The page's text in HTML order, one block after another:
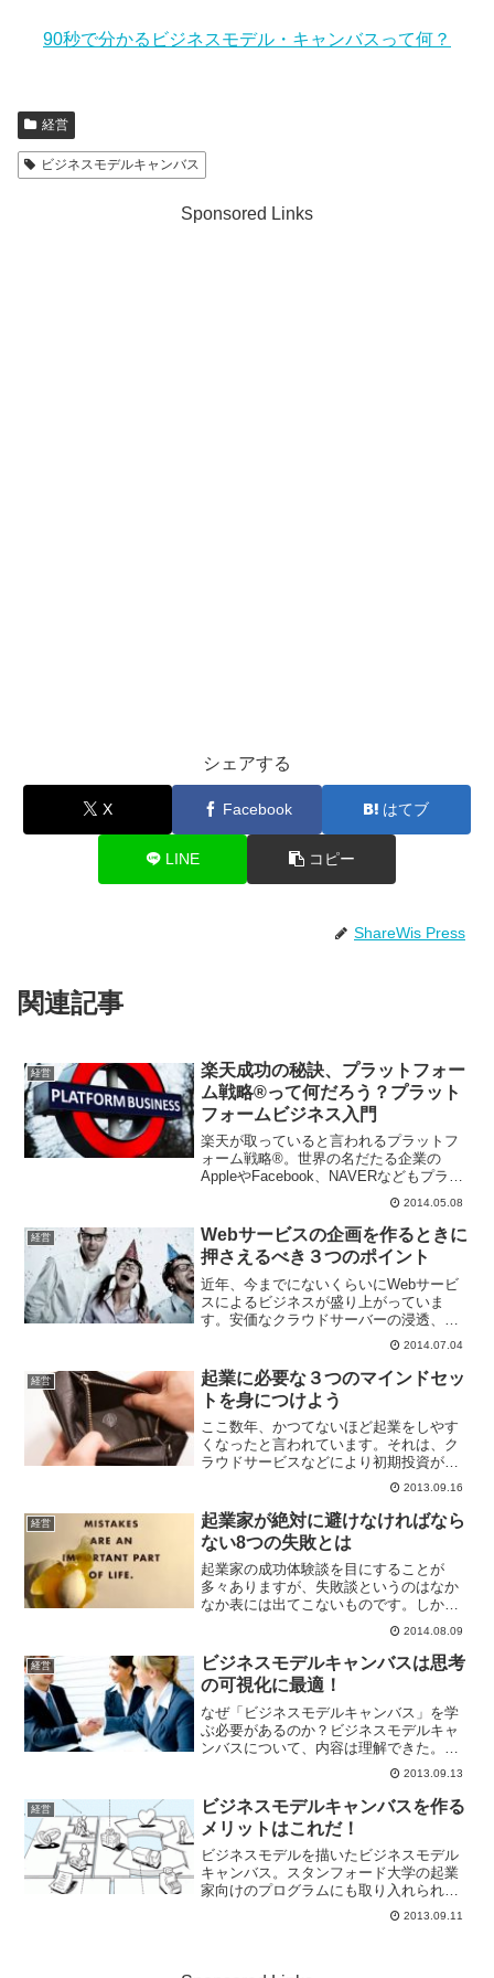
90秒で分かるビジネスモデル・キャンバスって何？
経営
ビジネスモデルキャンバス
Sponsored Links
シェアする
X Facebook はてブ
LINE コピー
ShareWis Press
関連記事
経営
楽天成功の秘訣、プラットフォー
ム戦略®って何だろう？プラット
フォームビジネス入門
楽天が取っていると言われるプラットフ
ォーム戦略®。世界の名だたる企業の
AppleやFacebook、NAVERなどもプラッ
トフォーム戦略®を取っていると言われ
ます。このプラットフォーム戦略®（ビ
ジネス）とは一体なんなのでしょうか？
プラットフ...
2014.05.08
経営
Webサービスの企画を作るときに
押さえるべき３つのポイント
近年、今までにないくらいにWebサービ
スによるビジネスが盛り上がっていま
す。安価なクラウドサーバーの浸透、
Ruby On Railsをはじめとするスタートア
ップ御用達フレームワークの浸透、スマ
ートフォン・タブレットなどによる新し
い市場の登場...
2014.07.04
経営
起業に必要な３つのマインドセッ
トを身につけよう
ここ数年、かつてないほど起業をしやす
くなったと言われています。それは、ク
ラウドサービスなどにより初期投資があ
まりかからなくなった、またシードアク
セラレーターと呼ばれる創業間もない企
業を支援する団体が増えたことなどが背
景としてあげられます。で...
2013.09.16
経営
起業家が絶対に避けなければなら
ない8つの失敗とは
起業家の成功体験談を目にすることが
多々ありますが、失敗談というのはなか
なか表には出てこないものです。しか
し、そんな失敗談からこそ、たくさんの
ことを学ぶことができます。成功するた
めに何をすればいいかは人それぞれで異
なりますが、これをやると絶対...
2014.08.09
経営
ビジネスモデルキャンバスは思考
の可視化に最適！
なぜ「ビジネスモデルキャンバス」を学
ぶ必要があるのか？ビジネスモデルキャ
ンバスについて、内容は理解できた。で
もなんでこれが大切なの・・・？そう思
ってる方も多いのではないでしょうか。
ビジネスモデルキャンバスを使う最大の
理由、それは頭の中のイメ...
2013.09.13
経営
ビジネスモデルキャンバスを作る
メリットはこれだ！
ビジネスモデルを描いたビジネスモデル
キャンバス。スタンフォード大学の起業
家向けのプログラムにも取り入れられて
いるそうです！日本でも、経営者向けの
セミナーやワークショップにビジネスモ
2013.09.11